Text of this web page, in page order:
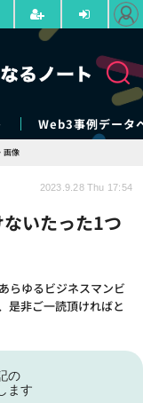
Web3事例データ
画像
いたった1つ
らゆるビジネスマンビ
是非ご一読頂ければと
2023.9.28 Thu 17:54
の
ます